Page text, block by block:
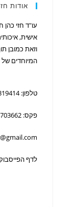
אודות
עו"ד חזי כהן
אישית,
וזאת כמובן
המיוחדים
טלפון: 072-3319414
פקס: 077-4703662
לדף